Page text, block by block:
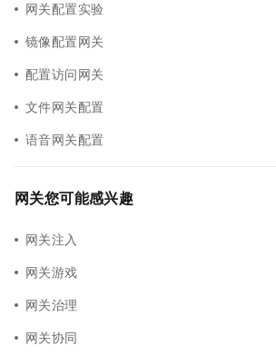
网关配置实验
镜像配置网关
配置访问网关
文件网关配置
语音网关配置
网关您可能感兴趣
网关注入
网关游戏
网关治理
网关协同